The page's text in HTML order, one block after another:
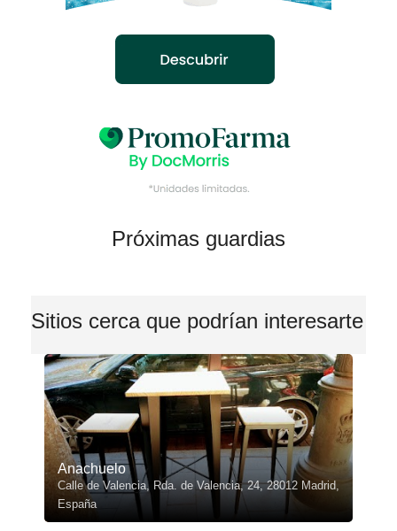
Próximas guardias
Sitios cerca que podrían interesarte
Anachuelo
Calle de Valencia, Rda. de Valencia, 24, 28012 Madrid,
España